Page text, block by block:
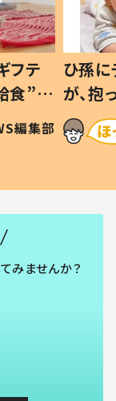
じ
応に
仕方な
編集部
みませんか？